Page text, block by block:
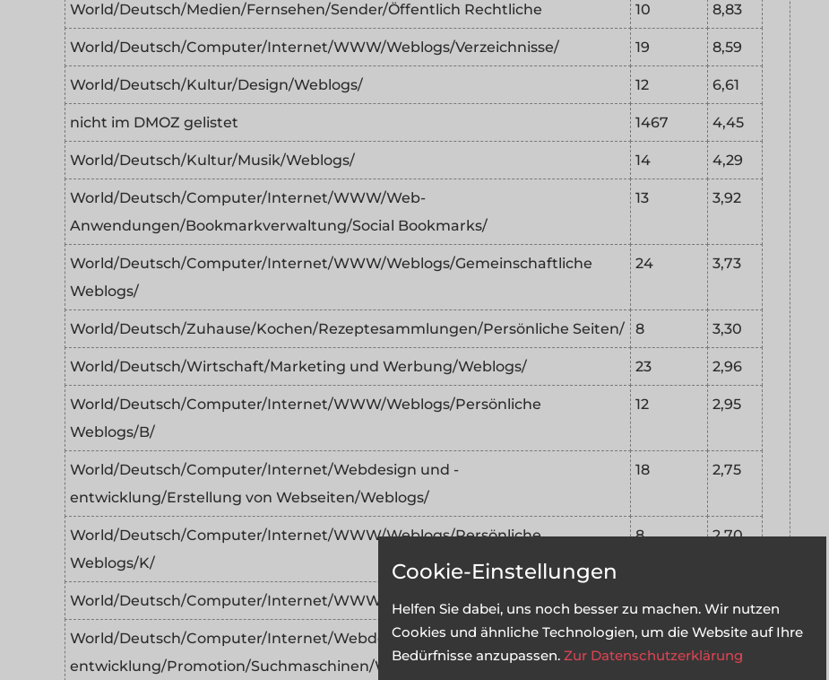
World/Deutsch/Medien/Fernsehen/Sender/Öffentlich Rechtliche 10 8,83
World/Deutsch/Computer/Internet/WWW/Weblogs/Verzeichnisse/ 19 8,59
World/Deutsch/Kultur/Design/Weblogs/ 12 6,61
nicht im DMOZ gelistet 1467 4,45
World/Deutsch/Kultur/Musik/Weblogs/ 14 4,29
World/Deutsch/Computer/Internet/WWW/Web-
Anwendungen/Bookmarkverwaltung/Social Bookmarks/
13 3,92
World/Deutsch/Computer/Internet/WWW/Weblogs/Gemeinschaftliche
Weblogs/
24 3,73
World/Deutsch/Zuhause/Kochen/Rezeptesammlungen/Persönliche Seiten/ 8 3,30
World/Deutsch/Wirtschaft/Marketing und Werbung/Weblogs/ 23 2,96
World/Deutsch/Computer/Internet/WWW/Weblogs/Persönliche
Weblogs/B/
12 2,95
World/Deutsch/Computer/Internet/Webdesign und -
entwicklung/Erstellung von Webseiten/Weblogs/
18 2,75
World/Deutsch/Computer/Internet/WWW/Weblogs/Persönliche
Weblogs/K/
8 2,70
World/Deutsch/Computer/Internet/WWW/Weblogs/Hosting/ 2,65
World/Deutsch/Computer/Internet/Webdesign und -
entwicklung/Promotion/Suchmaschinen/Weblogs/
45 2,43
Cookie-Einstellungen
Helfen Sie dabei, uns noch besser zu machen. Wir nutzen
Cookies und ähnliche Technologien, um die Website auf Ihre
Bedürfnisse anzupassen. Zur Datenschutzerklärung